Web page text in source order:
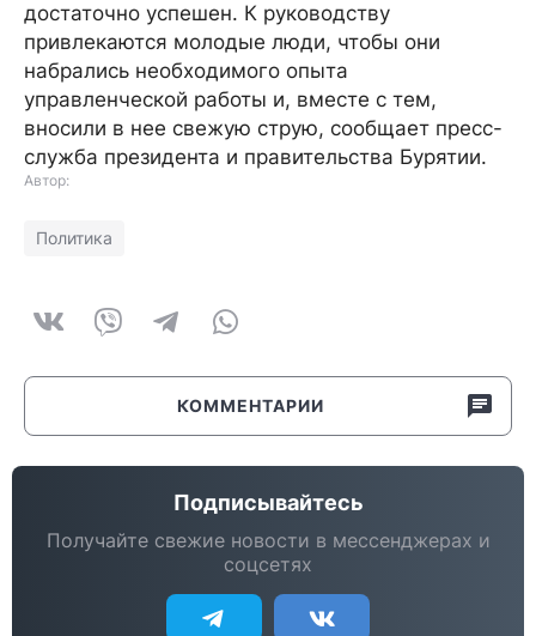
достаточно успешен. К руководству
привлекаются молодые люди, чтобы они
набрались необходимого опыта
управленческой работы и, вместе с тем,
вносили в нее свежую струю, сообщает пресс-
служба президента и правительства Бурятии.
Автор:
Политика
КОММЕНТАРИИ
Подписывайтесь
Получайте свежие новости в мессенджерах и
соцсетях